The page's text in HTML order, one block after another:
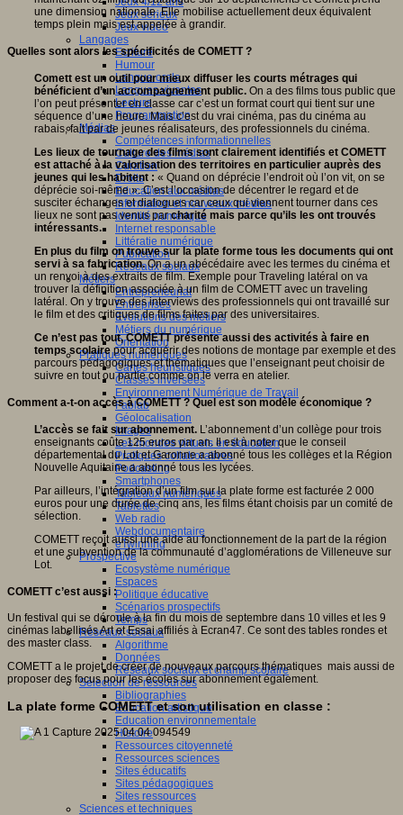
Jeux sérieux
Jeux vidéo
Langages
Ecriture
Humour
Langue orale
Langues vivantes
Lecture
Programmation
Médias
Compétences informationnelles
Culture des médias
Curation
Droits
Education aux médias
Information et nouveaux médias
Identité numérique
Internet responsable
Littératie numérique
Publication
Réseaux sociaux
Métiers
Entrepreneuriat
Entreprises
Evolutions des métiers
Métiers du numérique
Orientation
Pratiques numériques
Cartes heuristiques
Classes inversées
Environnement Numérique de Travail
Fablab
Géolocalisation
Images
Les mondes virtuels en éducation
Pratiques collaboratives
Podcasting
Smartphones
Tableaux numériques
Tablettes
Web radio
Webdocumentaire
eTwinning
Prospective
Ecosystème numérique
Espaces
Politique éducative
Scénarios prospectifs
Temps
Réseaux sociaux
Algorithme
Données
Réseaux sociaux et champ scolaire
Sélection de ressources
Bibliographies
Education artistique
Education environnementale
Histoire
Ressources citoyenneté
Ressources sciences
Sites éducatifs
Sites pédagogiques
Sites ressources
Sciences et techniques
une dimension nationale. Elle mobilise actuellement deux équivalent
temps plein mais est appelée à grandir.
Quelles sont alors les spécificités de COMETT ?
Comett est un outil pour mieux diffuser les courts métrages qui
bénéficient d’un accompagnement public. On a des films tous public que
l’on peut présenter en classe car c’est un format court qui tient sur une
séquence d’une heure. Mais c’est du vrai cinéma, pas du cinéma au
rabais, fait par de jeunes réalisateurs, des professionnels du cinéma.
Les lieux de tournage des films sont clairement identifiés et COMETT
est attaché à la valorisation des territoires en particulier auprès des
jeunes qui les habitent : « Quand on déprécie l’endroit où l’on vit, on se
déprécie soi-même ». C’est l’occasion de décentrer le regard et de
susciter échanges et dialogues car ceux qui viennent tourner dans ces
lieux ne sont pas venus parcharité mais parce qu’ils les ont trouvés
intéressants.
En plus du film on trouve sur la plate forme tous les documents qui ont
servi à sa fabrication.On a un abécédaire avec les termes du cinéma et
un renvoi à des extraits de film. Exemple pour Traveling latéral on va
trouver la définition associée à un film de COMETT avec un traveling
latéral. On y trouve des interviews des professionnels qui ont travaillé sur
le film et des critiques de films faites par des universitaires.
Ce n’est pas tout, COMETT présente aussi des activités à faire en
temps scolairepour acquérir des notions de montage par exemple et des
parcours pédagogiques et thématiques que l’enseignant peut choisir de
suivre en tout ou partie comme on le verra en atelier.
Comment a-t-on accès à COMETT ? Quel est son modèle économique ?
L’accès se fait sur abonnement. L’abonnement d’un collège pour trois
enseignants coûte 125 euros par an. Il est à noter que le conseil
départemental du Lot et Garonne a abonné tous les collèges et la Région
Nouvelle Aquitaine a abonné tous les lycées.
Par ailleurs, l’intégration d’un film sur la plate forme est facturée 2 000
euros pour une durée de cinq ans, les films étant choisis par un comité de
sélection.
COMETT reçoit aussi une aide au fonctionnement de la part de la région
et une subvention de la communauté d’agglomérations de Villeneuve sur
Lot.
COMETT c’est aussi :
Un festival qui se déroule à la fin du mois de septembre dans 10 villes et les 9
cinémas labellisés Art et Essai affiliés à Ecran47. Ce sont des tables rondes et
des master class.
COMETT a le projet de créer de nouveaux parcours thématiques mais aussi de
proposer des focus pour les écoles sur abonnement également.
La plate forme COMETT et son utilisation en classe :